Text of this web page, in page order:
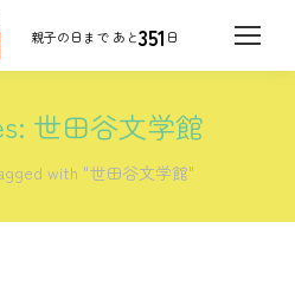
351 日
世田谷文学館
with "世田谷文学館"